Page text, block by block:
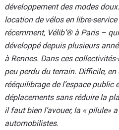
développement des modes
location de vélos en libre-
récemment, Vélib’® à Paris –
développé depuis plusieurs
à Rennes. Dans ces
peu perdu du terrain. Difficile, en
rééquilibrage de l’espace
déplacements sans réduire la
il faut bien l’avouer, la « pilule»
automobilistes.